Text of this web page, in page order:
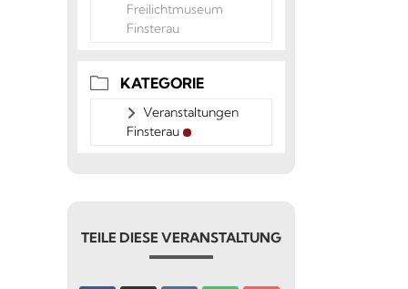
Freilichtmuseum
Finsterau
KATEGORIE
Veranstaltungen
Finsterau
TEILE DIESE VERANSTALTUNG